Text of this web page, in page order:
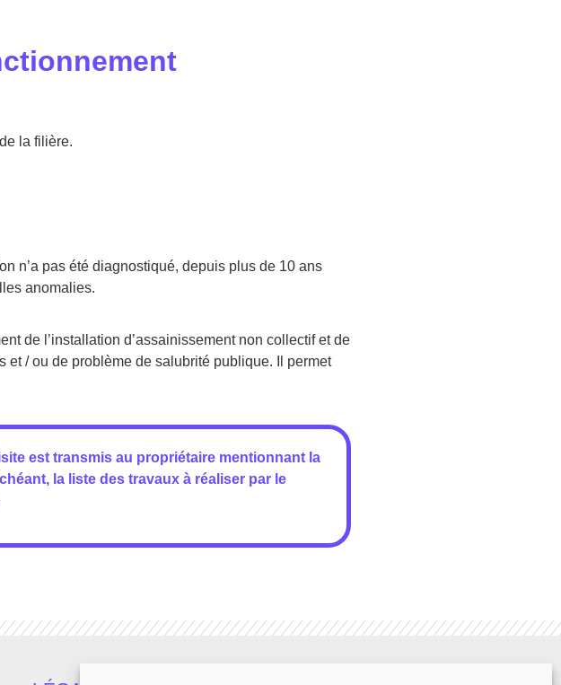
la filière.
n’a pas été diagnostiqué, depuis plus de 10 ans
anomalies.
de l’installation d’assainissement non collectif et de
et / ou de problème de salubrité publique. Il permet
est transmis au propriétaire mentionnant la
la liste des travaux à réaliser par le